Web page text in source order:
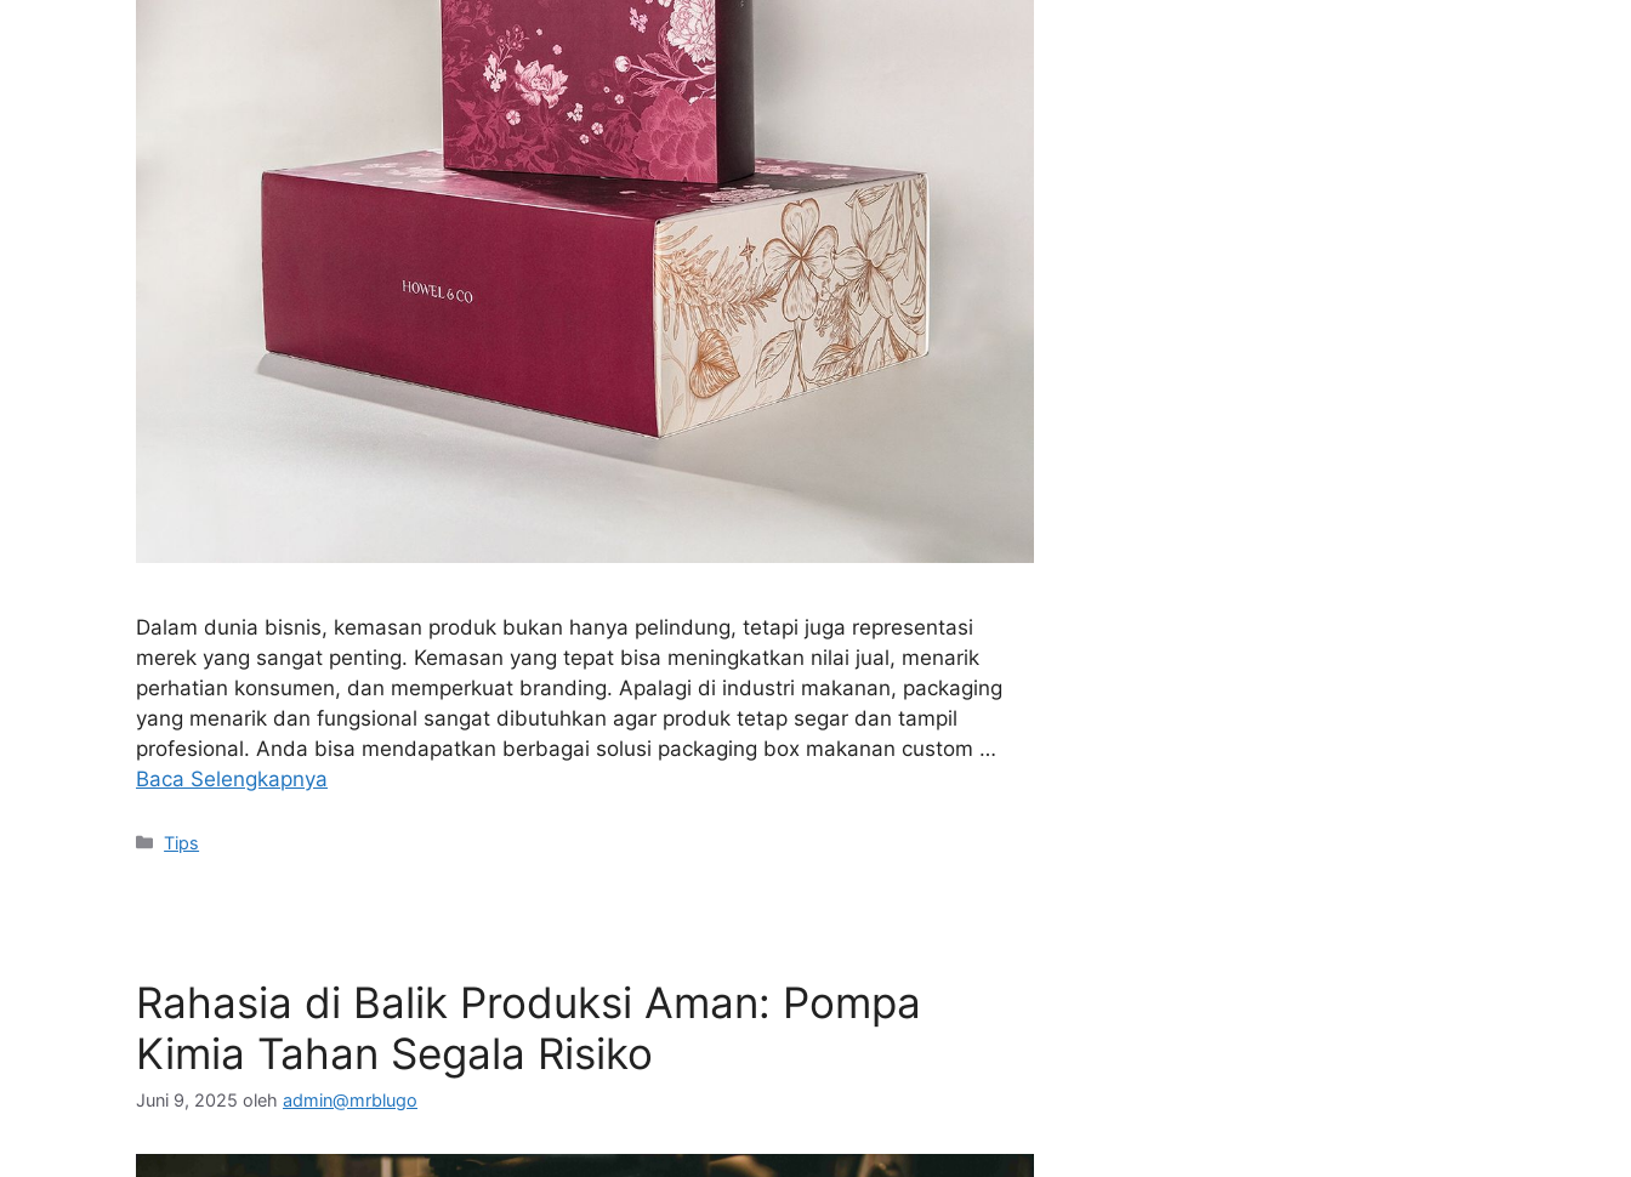
Dalam dunia bisnis, kemasan produk bukan hanya pelindung, tetapi juga representasi
merek yang sangat penting. Kemasan yang tepat bisa meningkatkan nilai jual, menarik
perhatian konsumen, dan memperkuat branding. Apalagi di industri makanan, packaging
yang menarik dan fungsional sangat dibutuhkan agar produk tetap segar dan tampil
profesional. Anda bisa mendapatkan berbagai solusi packaging box makanan custom …
Baca Selengkapnya
Kategori
Tips
Rahasia di Balik Produksi Aman: Pompa
Kimia Tahan Segala Risiko
Juni 9, 2025 oleh admin@mrblugo